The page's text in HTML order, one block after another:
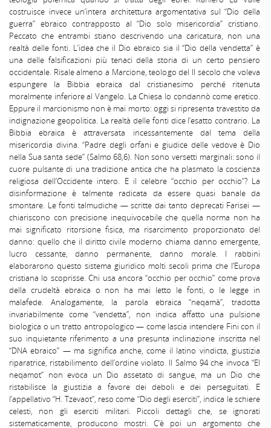
costruisce invece un’intera architettura argomentativa sul “Dio della
guerra” ebraico contrapposto al “Dio solo misericordia” cristiano.
Peccato che entrambi stiano descrivendo una caricatura, non una
realtà delle fonti. L’idea che il Dio ebraico sia il “Dio della vendetta” è
una delle falsificazioni più tenaci della storia di un certo pensiero
occidentale. Risale almeno a Marcione, teologo del II secolo che voleva
espungere la Bibbia ebraica dal cristianesimo perché ritenuta
moralmente inferiore al Vangelo. La Chiesa lo condannò come eretico.
Eppure il marcionismo non è mai morto: oggi si ripresenta travestito da
indignazione geopolitica. La realtà delle fonti dice l’esatto contrario. La
Bibbia ebraica è attraversata incessantemente dal tema della
misericordia divina. “Padre degli orfani e giudice delle vedove è Dio
nella Sua santa sede” (Salmo 68,6). Non sono versetti marginali: sono il
cuore pulsante di una tradizione antica che ha plasmato la coscienza
religiosa dell’Occidente intero. E il celebre “occhio per occhio”? La
disinformazione è talmente radicata da essere quasi banale da
smontare. Le fonti talmudiche — scritte dai tanto deprecati Farisei —
chiariscono con precisione inequivocabile che quella norma non ha
mai significato ritorsione fisica, ma risarcimento proporzionato del
danno: quello che il diritto civile moderno chiama danno emergente,
lucro cessante, danno permanente, danno morale. I rabbini
elaborarono questo sistema giuridico molti secoli prima che l’Europa
cristiana lo scoprisse. Chi usa ancora “occhio per occhio” come prova
della crudeltà ebraica o non ha mai letto le fonti, o le legge in
malafede. Analogamente, la parola ebraica “neqamà”, tradotta
invariabilmente come “vendetta”, non indica affatto una pulsione
biologica o un tratto antropologico — come lascia intendere Fini con il
suo inquietante riferimento a una presunta inclinazione inscritta nel
“DNA ebraico” — ma significa anche, come il latino vindicta, giustizia
riparatrice, ristabilimento dell’ordine violato. Il Salmo 94 che invoca “El
neqamot” non evoca un Dio assetato di sangue, ma un Dio che
ristabilisce la giustizia a favore dei deboli e dei perseguitati. E
l’appellativo “H. Tzevaot”, reso come “Dio degli eserciti”, indica le schiere
celesti, non gli eserciti militari. Piccoli dettagli che, se ignorati
sistematicamente, producono mostri. C’è poi un argomento che